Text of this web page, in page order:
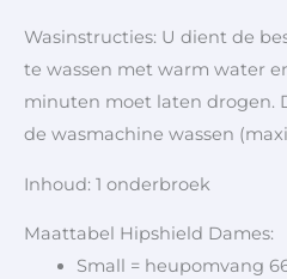
Wasinstructies: U dient de
te wassen met warm water
minuten moet laten drogen.
de wasmachine wassen
Inhoud: 1 onderbroek
Maattabel Hipshield Dames:
Small = heupomvang